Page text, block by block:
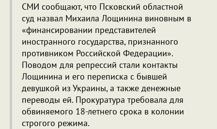
СМИ сообщают, что Псковский областной
суд назвал Михаила Лощинина виновным в
«финансировании представителей
иностранного государства, признанного
противником Российской Федерации».
Поводом для репрессий стали контакты
Лощинина и его переписка с бывшей
девушкой из Украины, а также денежные
переводы ей. Прокуратура требовала для
обвиняемого 18-летнего срока в колонии
строгого режима.